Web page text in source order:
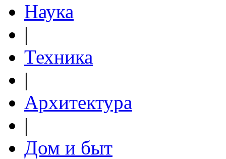
Наука
|
Техника
|
Архитектура
|
Дом и быт